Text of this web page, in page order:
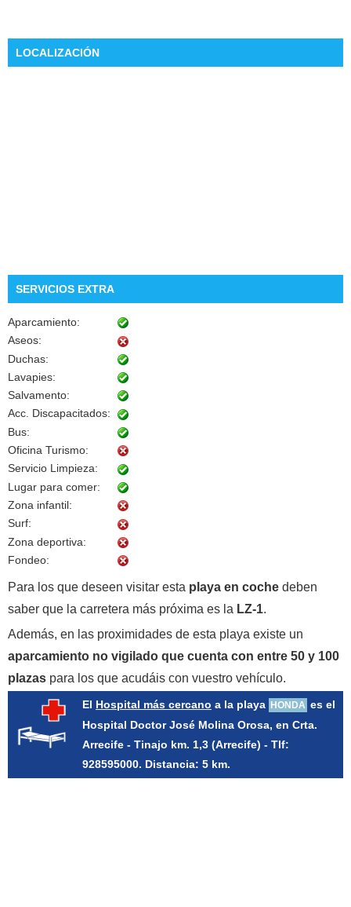
LOCALIZACIÓN
SERVICIOS EXTRA
Aparcamiento:
Aseos:
Duchas:
Lavapies:
Salvamento:
Acc. Discapacitados:
Bus:
Oficina Turismo:
Servicio Limpieza:
Lugar para comer:
Zona infantil:
Surf:
Zona deportiva:
Fondeo:
Para los que deseen visitar esta playa en coche deben
saber que la carretera más próxima es la LZ-1.
Además, en las proximidades de esta playa existe un
aparcamiento no vigilado que cuenta con entre 50 y 100
plazas para los que acudáis con vuestro vehículo.
El Hospital más cercano a la playa HONDA es el
Hospital Doctor José Molina Orosa, en Crta.
Arrecife - Tinajo km. 1,3 (Arrecife) - Tlf:
928595000. Distancia: 5 km.